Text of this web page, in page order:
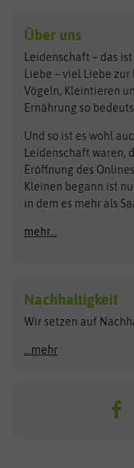
Kräutersamen
Obstsamen
Pilzbrut
Rasensamen
Steckzwiebeln
Zimmer &
Kataloge
Schnäppchen
Anzucht &
Anzuchtschalen
Heizmatte & Heizkabel
Kokos-Quelltabletten
Zimmergewächshaus
Benary
Bingenheimer
Bionana
BIOWOL
Blumicorn
Bûten Birds
Carl Pabst
Florissa
Flortis
Franchi Sementi
Über uns
Leidenschaft – das
Liebe – viel Liebe
Vögeln, Kleintieren
Ernährung so
Und so ist es wohl
Leidenschaft waren,
Eröffnung des
Kleinen begann ist
in dem es mehr als
mehr...
Nachhaltigkeit
Wir setzen auf
...mehr